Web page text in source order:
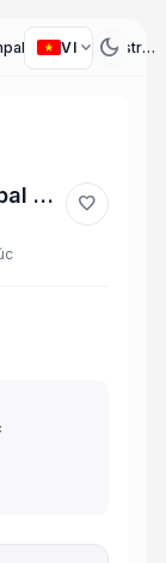
Compal KCN Bá Thiện 1 (Compal Bá Thiện Industrial Park 1)
VI expand_more dark_mode
Compal KCN Bá Thiện 1 (Compal Bá Thiện Industrial Park 1) favorite